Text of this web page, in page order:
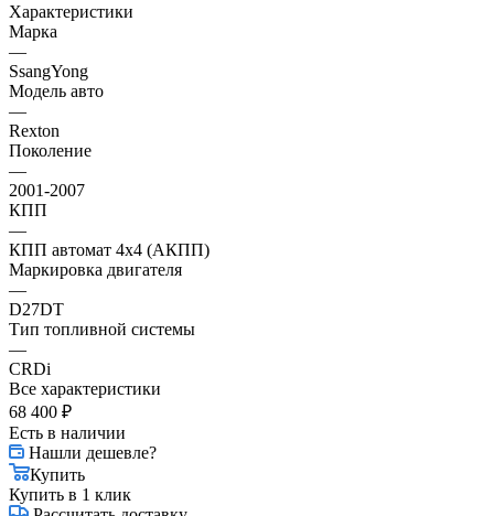
Характеристики
Марка
—
SsangYong
Модель авто
—
Rexton
Поколение
—
2001-2007
КПП
—
КПП автомат 4х4 (АКПП)
Маркировка двигателя
—
D27DT
Тип топливной системы
—
CRDi
Все характеристики
68 400 ₽
Есть в наличии
Нашли дешевле?
Купить
Купить в 1 клик